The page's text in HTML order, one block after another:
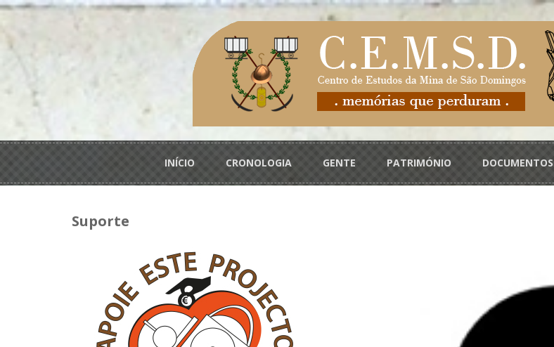
Passar para o conteúdo principal
Menu principal INÍCIO CRONOLOGIA GENTE PATRIMÓNIO DOCUMENTOS
Suporte